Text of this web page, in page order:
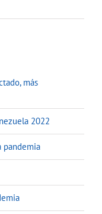
más
2022
pandemia